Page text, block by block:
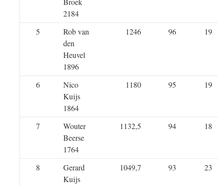
2184
5
Rob van
den
Heuvel
1896
1246 96 19
6
Nico
Kuijs
1864
1180 95 19
7
Wouter
Beerse
1764
1132,5 94 18
8
Gerard
Kuijs
1049,7 93 23